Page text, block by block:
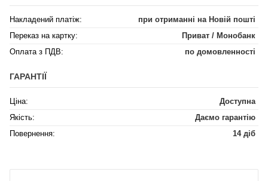
Накладений платіж:
при отриманні на Новій пошті
Переказ на картку:
Приват / Монобанк
Оплата з ПДВ:
по домовленності
ГАРАНТІЇ
Ціна:
Доступна
Якість:
Даємо гарантію
Повернення:
14 діб